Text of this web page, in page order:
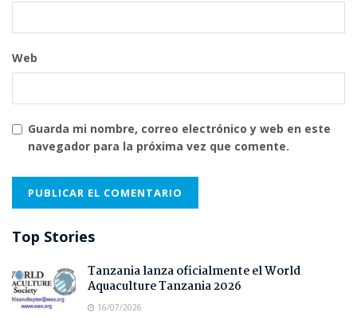
Web
Guarda mi nombre, correo electrónico y web en este
navegador para la próxima vez que comente.
Top Stories
Tanzania lanza oficialmente el World
Aquaculture Tanzania 2026
16/07/2026